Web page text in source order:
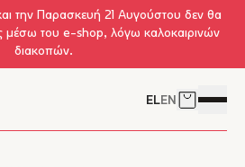
την Παρασκευή 21 Αυγούστου δεν θα
μέσω του e-shop, λόγω καλοκαιρινών
διακοπών.
ELEN Δείτε το